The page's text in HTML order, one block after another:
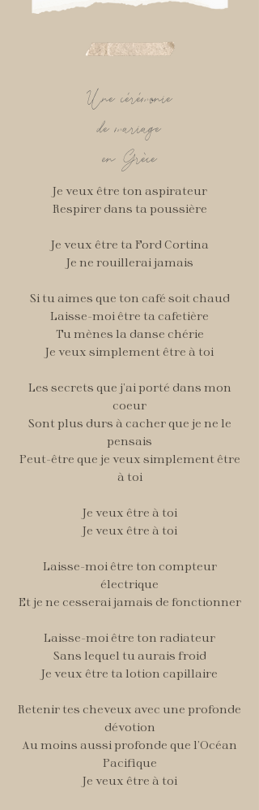
Une cérémonie
de mariage
en Grèce
Je veux être ton aspirateur
Respirer dans ta poussière
Je veux être ta Ford Cortina
Je ne rouillerai jamais
Si tu aimes que ton café soit chaud
Laisse-moi être ta cafetière
Tu mènes la danse chérie
Je veux simplement être à toi
Les secrets que j’ai porté dans mon
coeur
Sont plus durs à cacher que je ne le
pensais
Peut-être que je veux simplement être
à toi
Je veux être à toi
Je veux être à toi
Laisse-moi être ton compteur
électrique
Et je ne cesserai jamais de fonctionner
Laisse-moi être ton radiateur
Sans lequel tu aurais froid
Je veux être ta lotion capillaire
Retenir tes cheveux avec une profonde
dévotion
Au moins aussi profonde que l’Océan
Pacifique
Je veux être à toi